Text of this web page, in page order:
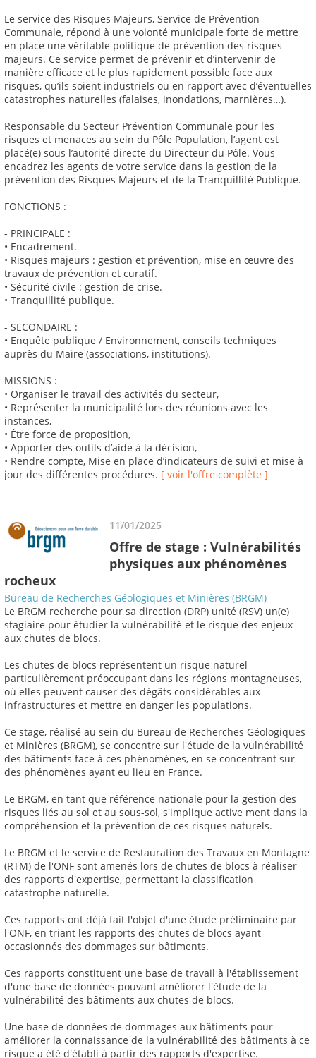
Le service des Risques Majeurs, Service de Prévention
Communale, répond à une volonté municipale forte de mettre
en place une véritable politique de prévention des risques
majeurs. Ce service permet de prévenir et d’intervenir de
manière efficace et le plus rapidement possible face aux
risques, qu’ils soient industriels ou en rapport avec d’éventuelles
catastrophes naturelles (falaises, inondations, marnières…).
Responsable du Secteur Prévention Communale pour les
risques et menaces au sein du Pôle Population, l’agent est
placé(e) sous l’autorité directe du Directeur du Pôle. Vous
encadrez les agents de votre service dans la gestion de la
prévention des Risques Majeurs et de la Tranquillité Publique.
FONCTIONS :
- PRINCIPALE :
• Encadrement.
• Risques majeurs : gestion et prévention, mise en œuvre des
travaux de prévention et curatif.
• Sécurité civile : gestion de crise.
• Tranquillité publique.
- SECONDAIRE :
• Enquête publique / Environnement, conseils techniques
auprès du Maire (associations, institutions).
MISSIONS :
• Organiser le travail des activités du secteur,
• Représenter la municipalité lors des réunions avec les
instances,
• Être force de proposition,
• Apporter des outils d’aide à la décision,
• Rendre compte, Mise en place d’indicateurs de suivi et mise à
jour des différentes procédures. [ voir l'offre complète ]
11/01/2025
Offre de stage : Vulnérabilités
physiques aux phénomènes
rocheux
Bureau de Recherches Géologiques et Minières (BRGM)
Le BRGM recherche pour sa direction (DRP) unité (RSV) un(e)
stagiaire pour étudier la vulnérabilité et le risque des enjeux
aux chutes de blocs.
Les chutes de blocs représentent un risque naturel
particulièrement préoccupant dans les régions montagneuses,
où elles peuvent causer des dégâts considérables aux
infrastructures et mettre en danger les populations.
Ce stage, réalisé au sein du Bureau de Recherches Géologiques
et Minières (BRGM), se concentre sur l'étude de la vulnérabilité
des bâtiments face à ces phénomènes, en se concentrant sur
des phénomènes ayant eu lieu en France.
Le BRGM, en tant que référence nationale pour la gestion des
risques liés au sol et au sous-sol, s'implique active ment dans la
compréhension et la prévention de ces risques naturels.
Le BRGM et le service de Restauration des Travaux en Montagne
(RTM) de l'ONF sont amenés lors de chutes de blocs à réaliser
des rapports d'expertise, permettant la classification
catastrophe naturelle.
Ces rapports ont déjà fait l'objet d'une étude préliminaire par
l'ONF, en triant les rapports des chutes de blocs ayant
occasionnés des dommages sur bâtiments.
Ces rapports constituent une base de travail à l'établissement
d'une base de données pouvant améliorer l'étude de la
vulnérabilité des bâtiments aux chutes de blocs.
Une base de données de dommages aux bâtiments pour
améliorer la connaissance de la vulnérabilité des bâtiments à ce
risque a été d'établi à partir des rapports d'expertise.